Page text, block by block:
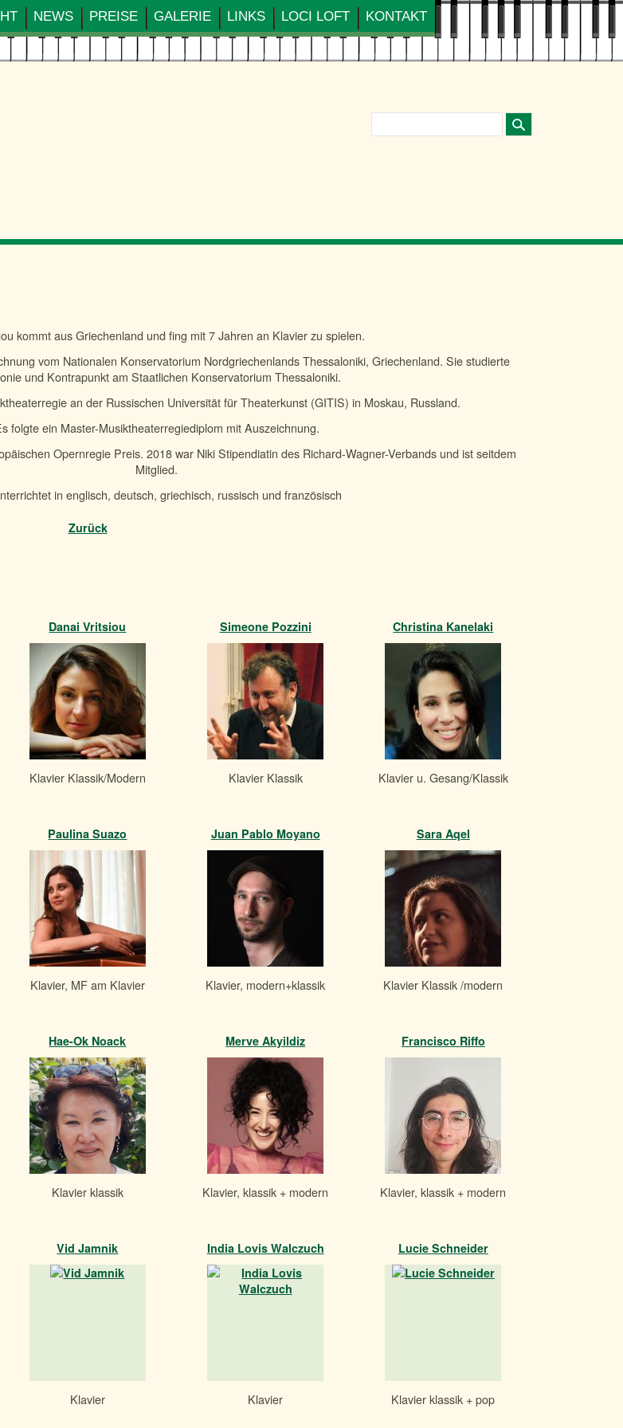
NEWS PREISE GALERIE LINKS LOCI LOFT KONTAKT
kommt aus Griechenland und fing mit 7 Jahren an Klavier zu spielen.
vom Nationalen Konservatorium Nordgriechenlands Thessaloniki, Griechenland. Sie studierte
und Kontrapunkt am Staatlichen Konservatorium Thessaloniki.
an der Russischen Universität für Theaterkunst (GITIS) in Moskau, Russland.
folgte ein Master-Musiktheaterregiediplom mit Auszeichnung.
Opernregie Preis. 2018 war Niki Stipendiatin des Richard-Wagner-Verbands und ist seitdem
Mitglied.
in englisch, deutsch, griechisch, russisch und französisch
Zurück
Danai Vritsiou
Klavier Klassik/Modern
Simeone Pozzini
Klavier Klassik
Christina Kanelaki
Klavier u. Gesang/Klassik
Paulina Suazo
Klavier, MF am Klavier
Juan Pablo Moyano
Klavier, modern+klassik
Sara Aqel
Klavier Klassik /modern
Hae-Ok Noack
Klavier klassik
Merve Akyildiz
Klavier, klassik + modern
Francisco Riffo
Klavier, klassik + modern
Vid Jamnik
Klavier
India Lovis Walczuch
Klavier
Lucie Schneider
Klavier klassik + pop